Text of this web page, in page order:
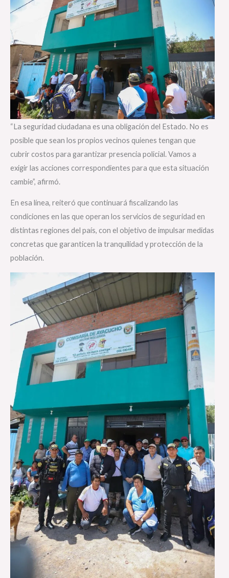
“La seguridad ciudadana es una obligación del Estado. No es
posible que sean los propios vecinos quienes tengan que
cubrir costos para garantizar presencia policial. Vamos a
exigir las acciones correspondientes para que esta situación
cambie”, afirmó.
En esa línea, reiteró que continuará fiscalizando las
condiciones en las que operan los servicios de seguridad en
distintas regiones del país, con el objetivo de impulsar medidas
concretas que garanticen la tranquilidad y protección de la
población.